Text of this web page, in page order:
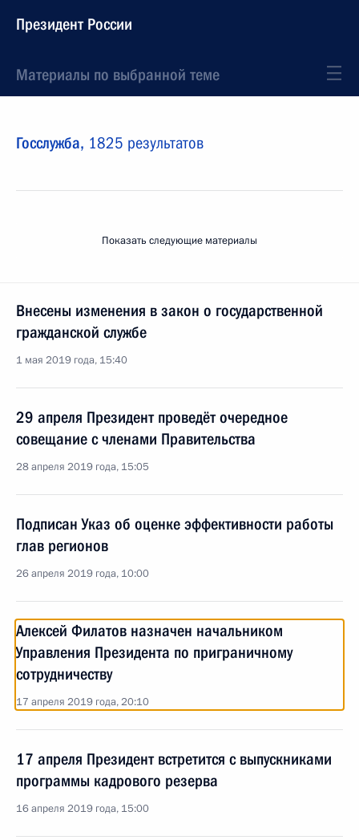
Президент России
Материалы по выбранной теме
Госслужба, 1825 результатов
Показать следующие материалы
Внесены изменения в закон о государственной
гражданской службе
1 мая 2019 года, 15:40
29 апреля Президент проведёт очередное
совещание с членами Правительства
28 апреля 2019 года, 15:05
Подписан Указ об оценке эффективности работы
глав регионов
26 апреля 2019 года, 10:00
Алексей Филатов назначен начальником
Управления Президента по приграничному
сотрудничеству
17 апреля 2019 года, 20:10
17 апреля Президент встретится с выпускниками
программы кадрового резерва
16 апреля 2019 года, 15:00